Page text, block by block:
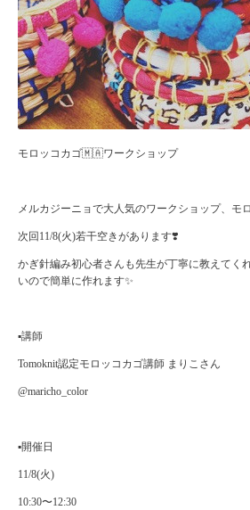
モロッコカゴ🇲🇦ワークショップ
メルカジーニョで大人気のワークショップ、モ
次回11/8(火)若干空きがあります❣️
かぎ針編み初心者さんも先生が丁寧に教えてく
いので簡単に作れます✨
▪️講師
Tomoknit認定モロッコカゴ講師 まりこさん
@maricho_color
▪️開催日
11/8(火)
10:30〜12:30